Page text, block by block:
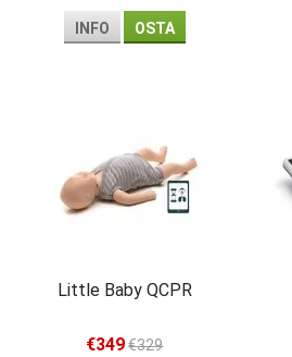
INFO OSTA
Little Baby QCPR
€349 €329